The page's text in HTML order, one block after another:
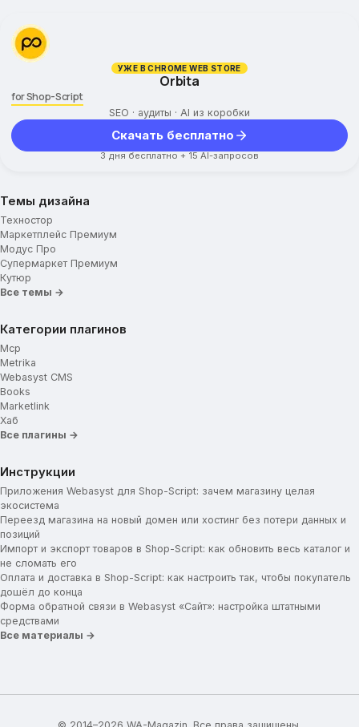
УЖЕ В CHROME WEB STORE
Orbita
for Shop-Script
SEO · аудиты · AI из коробки
Скачать бесплатно
3 дня бесплатно + 15 AI-запросов
Темы дизайна
Техностор
Маркетплейс Премиум
Модус Про
Супермаркет Премиум
Кутюр
Все темы →
Категории плагинов
Mcp
Metrika
Webasyst CMS
Books
Marketlink
Хаб
Все плагины →
Инструкции
Приложения Webasyst для Shop-Script: зачем магазину целая
экосистема
Переезд магазина на новый домен или хостинг без потери данных и
позиций
Импорт и экспорт товаров в Shop-Script: как обновить весь каталог и
не сломать его
Оплата и доставка в Shop-Script: как настроить так, чтобы покупатель
дошёл до конца
Форма обратной связи в Webasyst «Сайт»: настройка штатными
средствами
Все материалы →